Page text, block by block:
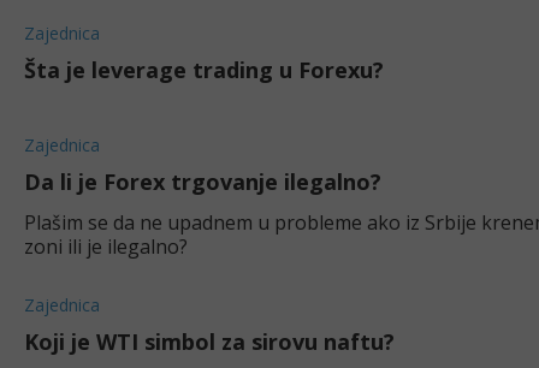
Zajednica
Šta je leverage trading u Forexu?
Zajednica
Da li je Forex trgovanje ilegalno?
Plašim se da ne upadnem u probleme ako iz Srbije
zoni ili je ilegalno?
Zajednica
Koji je WTI simbol za sirovu naftu?